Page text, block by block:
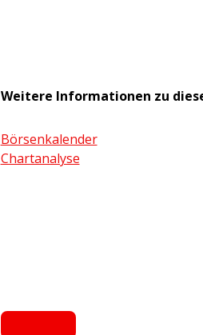
Weitere Informationen zu
Börsenkalender
Chartanalyse